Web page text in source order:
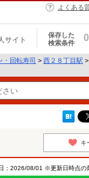
よくある
サイト
保存した
検索条件
0
・回転寿司 > 西２８丁目駅
キ
：2026/08/01 ※更新日時点の